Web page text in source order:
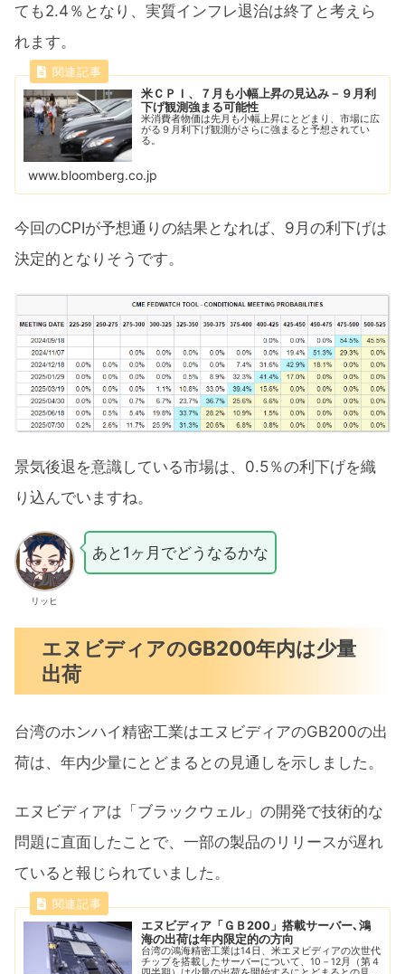
ても2.4％となり、実質インフレ退治は終了と考えら
れます。
米ＣＰＩ、７月も小幅上昇の見込み－９月利
下げ観測強まる可能性
米消費者物価は先月も小幅上昇にとどまり、市場に広
がる９月利下げ観測がさらに強まると予想されてい
る。
www.bloomberg.co.jp
今回のCPIが予想通りの結果となれば、9月の利下げは
決定的となりそうです。
景気後退を意識している市場は、0.5％の利下げを織
り込んでいますね。
リッヒ
あと1ヶ月でどうなるかな
エヌビディアのGB200年内は少量
出荷
台湾のホンハイ精密工業はエヌビディアのGB200の出
荷は、年内少量にとどまるとの見通しを示しました。
エヌビディアは「ブラックウェル」の開発で技術的な
問題に直面したことで、一部の製品のリリースが遅れ
ていると報じられていました。
エヌビディア「ＧＢ200」搭載サーバー､鴻
海の出荷は年内限定的の方向
台湾の鴻海精密工業は14日、米エヌビディアの次世代
チップを搭載したサーバーについて、10－12月（第４